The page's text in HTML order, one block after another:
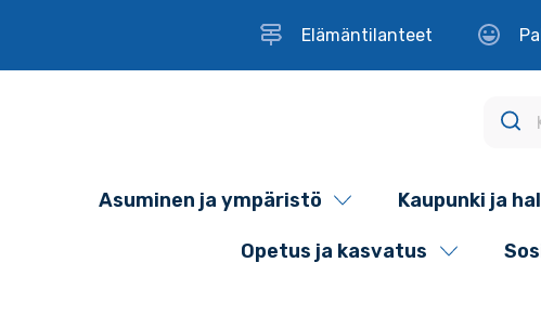
Elämäntilanteet
Asuminen ja ympäristö Kaupunki ja
Opetus ja kasvatus